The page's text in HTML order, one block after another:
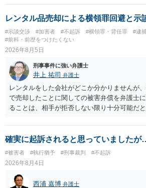
の程度だと聞いているのかということについ
相談を受けられたうえで対処方法を探された
一般論でいえば、任意取り調べの場合、ＩＣ
り調べ内容を録音することは必須だと考えます
レンタル品売却による横領罪回避と示
#示談交渉 #加害者 #不起訴 #横領罪・背任罪
#逮
#前科・前歴をつけたくない
2026年8月5日
刑事事件に強い弁護士
井上 祐司 弁護士
レンタルをした会社がどこか分かりませんが
で売却したことに関しての被害弁償を弁護士
ることは、相手が拒否しない限り十分可能だ
か）、弁護士に法律相談において助言をもら
確実に起訴されると思っていましたが
#被害者 #執行猶予 #刑事裁判 #不起訴
2026年8月4日
西浦 嘉博 弁護士